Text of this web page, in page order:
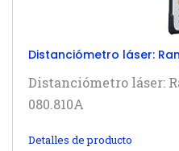
Distanciómetro láser:
Distanciómetro láser:
080.810A
Detalles de producto